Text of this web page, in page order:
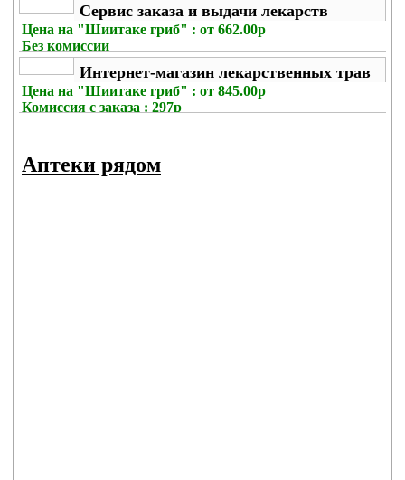
Сервис заказа и выдачи лекарств
Цена на "Шиитаке гриб" : от 662.00р
Без комиссии
Интернет-магазин лекарственных трав
Цена на "Шиитаке гриб" : от 845.00р
Комиссия с заказа : 297р
Аптеки рядом